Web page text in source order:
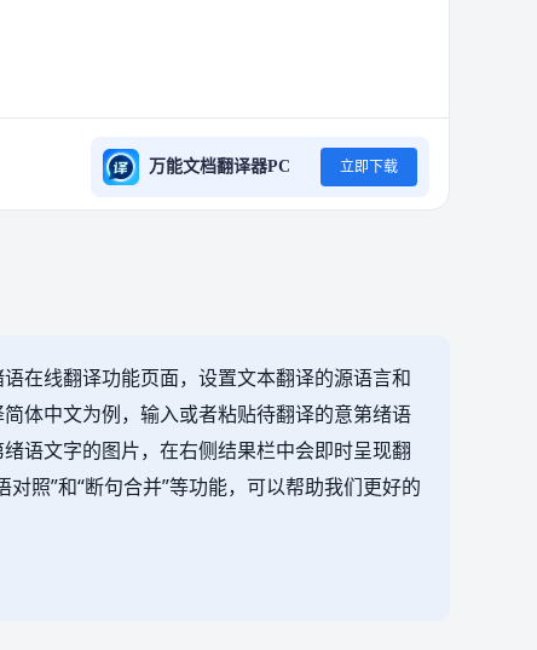
万能文档翻译器PC 立即下载
在线翻译功能页面，设置文本翻译的源语言和
体中文为例，输入或者粘贴待翻译的意第绪语
语文字的图片，在右侧结果栏中会即时呈现翻
照”和“断句合并”等功能，可以帮助我们更好的